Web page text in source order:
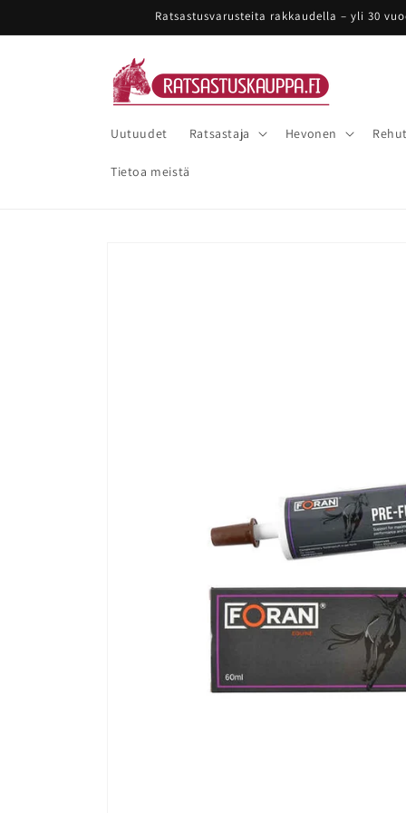
sisältöön
Ratsastusvarusteita rakkaudella – yli 30
Uutuudet Ratsastaja Hevonen
Tietoa meistä